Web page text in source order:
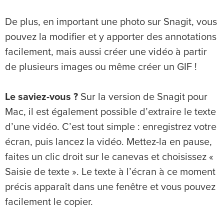
De plus, en important une photo sur Snagit, vous
pouvez la modifier et y apporter des annotations
facilement, mais aussi créer une vidéo à partir
de plusieurs images ou même créer un GIF !
Le saviez-vous ? Sur la version de Snagit pour
Mac, il est également possible d’extraire le texte
d’une vidéo. C’est tout simple : enregistrez votre
écran, puis lancez la vidéo. Mettez-la en pause,
faites un clic droit sur le canevas et choisissez «
Saisie de texte ». Le texte à l’écran à ce moment
précis apparaît dans une fenêtre et vous pouvez
facilement le copier.